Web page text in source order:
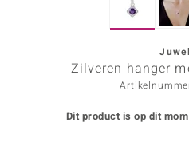
Zilveren hanger
Dit product is op dit